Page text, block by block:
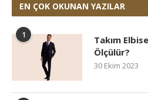
EN ÇOK OKUNAN YAZILAR
1
Takım
Ölçülür?
30 Ekim 2023